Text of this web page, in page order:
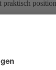
praktisch